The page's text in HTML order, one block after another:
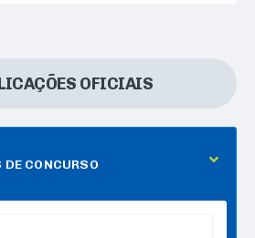
OFICIAIS
CONCURSO